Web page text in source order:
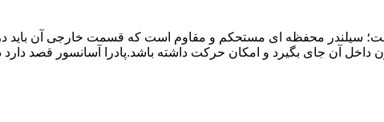
سیلندر محفظه ای مستحکم و مقاوم است که قسمت خارجی آن باید
آن جای بگیرد و امکان حرکت داشته باشد.پادرا آسانسور قصد